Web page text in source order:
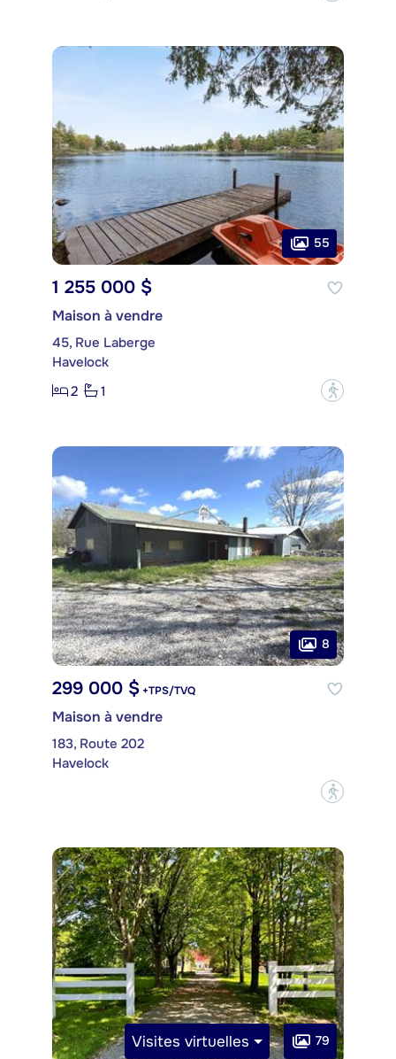
55
1 255 000 $
Maison à vendre
45, Rue Laberge
Havelock
2
1 ?
8
299 000 $ +TPS/TVQ
Maison à vendre
183, Route 202
Havelock
?
Visites virtuelles 79